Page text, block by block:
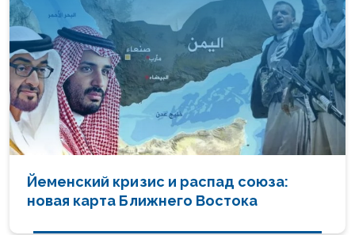
Йеменский кризис и распад союза:
новая карта Ближнего Востока